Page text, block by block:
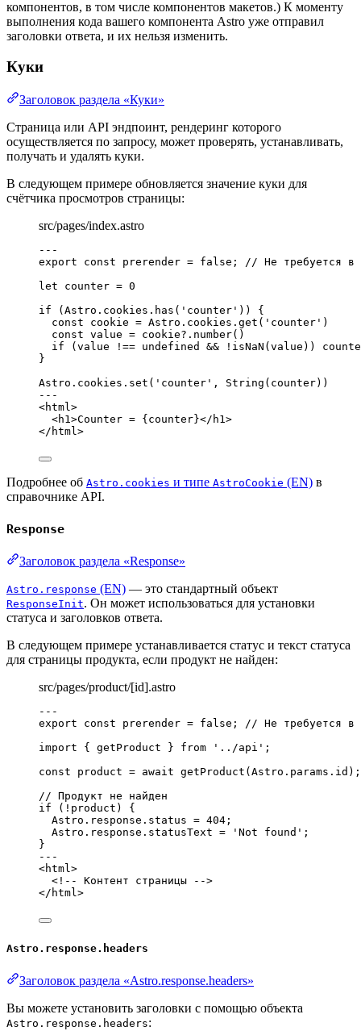
компонентов, в том числе компонентов макетов.) К моменту
выполнения кода вашего компонента Astro уже отправил
заголовки ответа, и их нельзя изменить.
Куки
Заголовок раздела «Куки»
Страница или API эндпоинт, рендеринг которого
осуществляется по запросу, может проверять, устанавливать,
получать и удалять куки.
В следующем примере обновляется значение куки для
счётчика просмотров страницы:
src/pages/index.astro
---
export const prerender = false ; // Не требуется
let counter = 0
if (Astro . cookies . has ( ' counter ' )) {
const cookie = Astro . cookies . get ( ' counter ' )
const value = cookie?. number()
if (value !== undefined && ! isNaN (value))
}
Astro . cookies . set ( ' counter ' , String (counter))
---
<html>
<h1>Counter = { counter}</ h1>
</ html>
Подробнее об Astro.cookies и типе AstroCookie (EN) в
справочнике API.
Response
Заголовок раздела «Response»
Astro.response (EN) — это стандартный объект
ResponseInit. Он может использоваться для установки
статуса и заголовков ответа.
В следующем примере устанавливается статус и текст статуса
для страницы продукта, если продукт не найден:
src/pages/product/[id].astro
---
export const prerender = false ;
// Не требуется
import { getProduct } from ' ../api ' ;
const product = await getProduct (Astro . params . id );
// Продукт не найден
if ( ! product) {
Astro . response . status = 404 ;
Astro . response . statusText = ' Not found ' ;
}
---
<html >
<!-- Контент страницы -->
</ html >
Astro.response.headers
Заголовок раздела «Astro.response.headers»
Вы можете установить заголовки с помощью объекта
Astro.response.headers: